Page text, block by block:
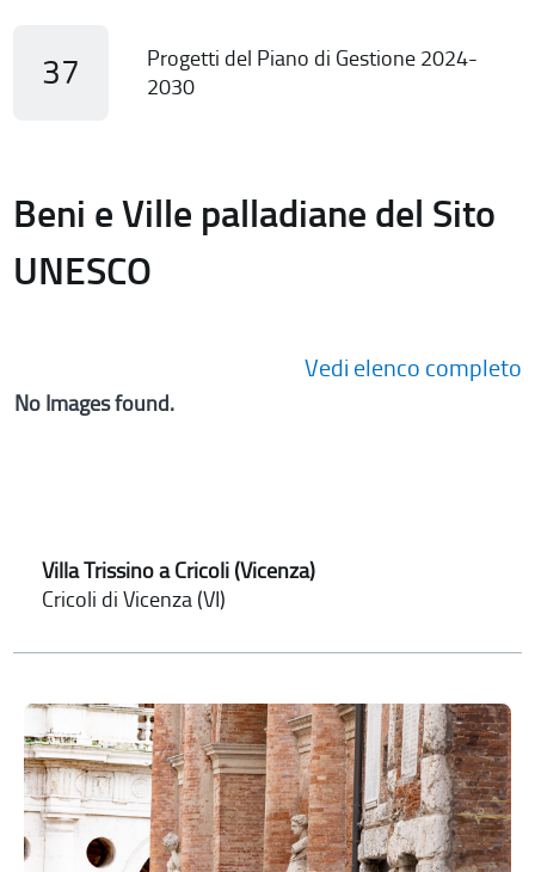
37
Progetti del Piano di Gestione 2024-
2030
Beni e Ville palladiane del Sito
UNESCO
Vedi elenco completo
No Images found.
Villa Trissino a Cricoli (Vicenza)
Cricoli di Vicenza (VI)